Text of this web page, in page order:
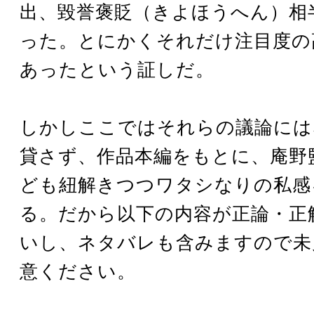
出、毀誉褒貶（きよほうへん）
った。とにかくそれだけ注目度
あったという証しだ。
しかしここではそれらの議論に
貸さず、作品本編をもとに、庵野
ども紐解きつつワタシなりの私
る。だから以下の内容が正論・
いし、ネタバレも含みますので
意ください。